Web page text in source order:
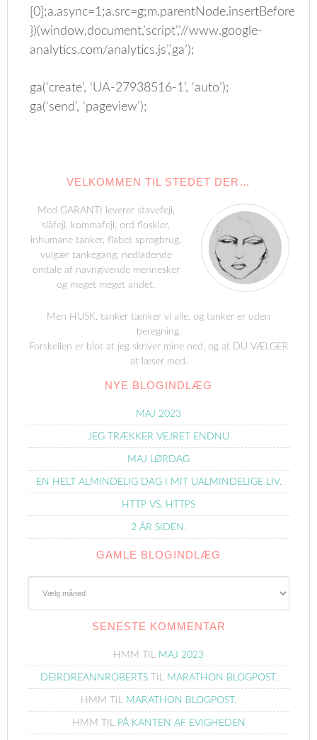
})(window,document,’script’,’//www.google-
analytics.com/analytics.js’,’ga’);
ga(‘create’, ‘UA-27938516-1’, ‘auto’);
ga(‘send’, ‘pageview’);
VELKOMMEN TIL STEDET DER…
Med GARANTI leverer stavefejl,
slåfejl, kommafejl, ord floskler,
inhumane tanker, flabet sprogbrug,
vulgær tankegang, nedladende
omtale af navngivende mennesker
og meget meget andet.
Men HUSK, tanker tænker vi alle, og tanker er uden
beregning.
Forskellen er blot at jeg skriver mine ned, og at DU VÆLGER
at læser med.
NYE BLOGINDLÆG
MAJ 2023
JEG TRÆKKER VEJRET ENDNU
MAJ LØRDAG
EN HELT ALMINDELIG DAG I MIT UALMINDELIGE LIV.
HTTP VS. HTTPS
2 ÅR SIDEN.
GAMLE BLOGINDLÆG
SENESTE KOMMENTAR
HMM TIL MAJ 2023
DEIRDREANNROBERTSTIL MARATHON BLOGPOST.
HMM TIL MARATHON BLOGPOST.
HMM TIL PÅ KANTEN AF EVIGHEDEN